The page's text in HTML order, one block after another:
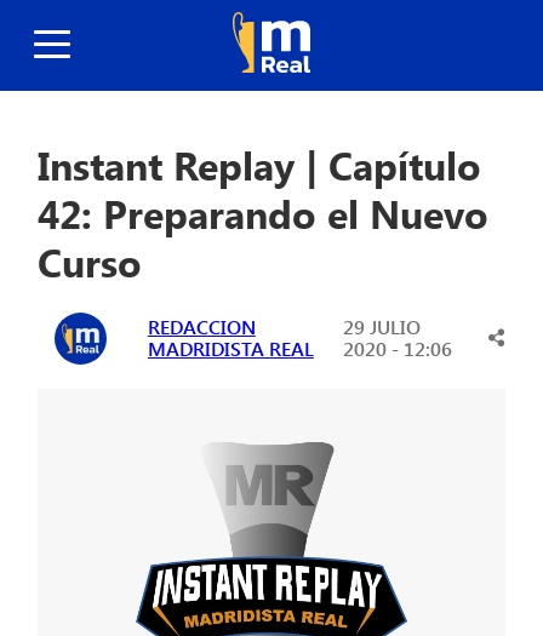
Instant Replay | Capítulo
42: Preparando el Nuevo
Curso
REDACCION
MADRIDISTA REAL
29 JULIO
2020 - 12:06